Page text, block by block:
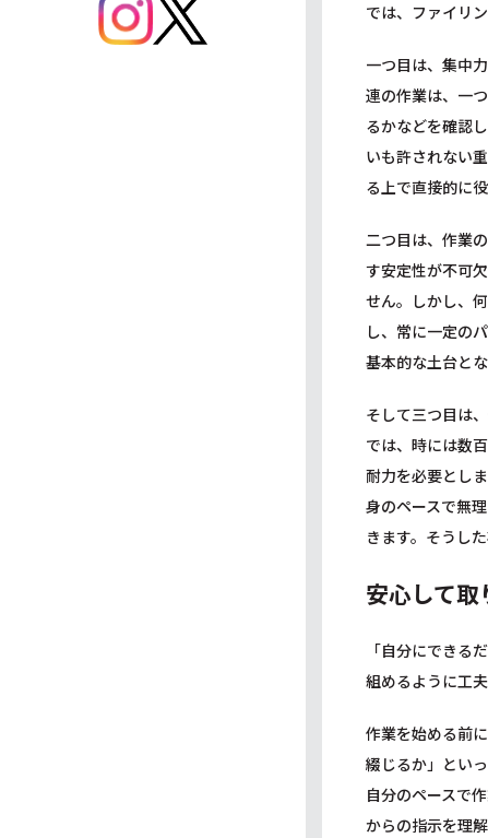
では、ファイリ
一つ目は、集中
連の作業は、一
るかなどを確認
いも許されない
る上で直接的に
二つ目は、作業
す安定性が不可
せん。しかし、
し、常に一定の
基本的な土台とな
そして三つ目は
では、時には数
耐力を必要とし
身のペースで無
きます。そうし
安心して
「自分にできる
組めるように工夫
作業を始める前
綴じるか」とい
自分のペースで
からの指示を理